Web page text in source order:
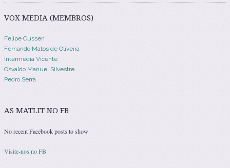
VOX MEDIA (MEMBROS)
Felipe Cussen
Fernando Matos de Oliveira
Intermedia Vicente
Osvaldo Manuel Silvestre
Pedro Serra
AS MATLIT NO FB
No recent Facebook posts to show
Visite-nos no FB